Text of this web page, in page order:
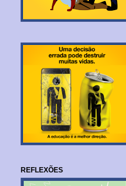
REFLEXÕES